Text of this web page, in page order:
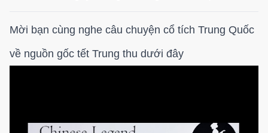
Mời bạn cùng nghe câu chuyện cổ tích Trung Quốc
về nguồn gốc tết Trung thu dưới đây